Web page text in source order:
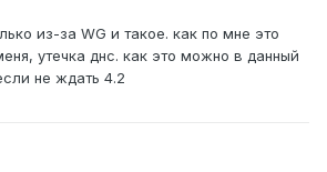
из-за WG и такое. как по мне это
утечка днс. как это можно в данный
не ждать 4.2